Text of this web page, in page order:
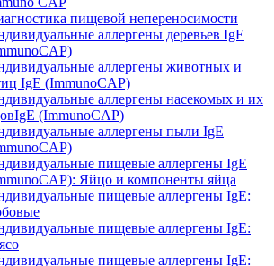
пищевой непереносимости
аллергены деревьев IgE
аллергены животных и
IgE (ImmunoCAP)
аллергены насекомых и их
(ImmunoCAP)
аллергены пыли IgE
пищевые аллергены IgE
Яйцо и компоненты яйца
пищевые аллергены IgE:
пищевые аллергены IgE:
пищевые аллергены IgE: